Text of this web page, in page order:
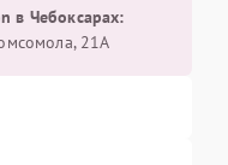
в Чебоксарах:
21А